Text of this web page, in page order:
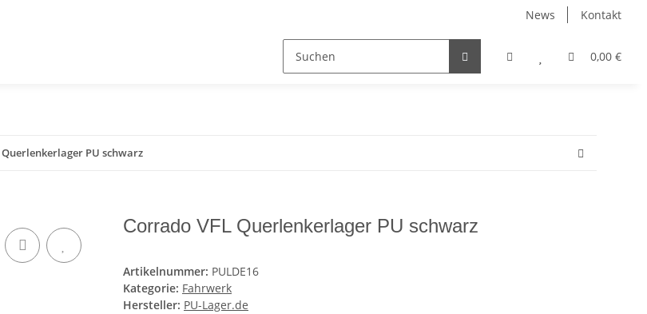
News Kontakt
0,00 €
PU schwarz
Corrado VFL Querlenkerlager PU schwarz
Artikelnummer: PULDE16
Kategorie: Fahrwerk
Hersteller: PU-Lager.de